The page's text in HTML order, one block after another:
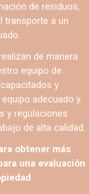
de residuos,
transporte a un
de manera
equipo de
y
adecuado y
y regulaciones
de alta calidad.
obtener más
una evaluación